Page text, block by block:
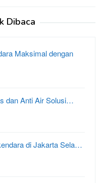
Dibaca
Maksimal dengan
dan Anti Air Solusi…
di Jakarta Sela…